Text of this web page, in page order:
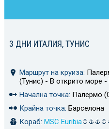
3 ДНИ ИТАЛИЯ, ТУНИС
Маршрут на круиза:
(Тунис) - В открито море
Начална точка: Палермо
Крайна точка: Барселона
Кораб: MSC Euribia